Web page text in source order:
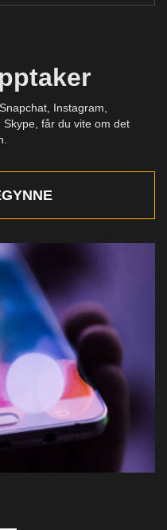
Instagram,
får du vite om det